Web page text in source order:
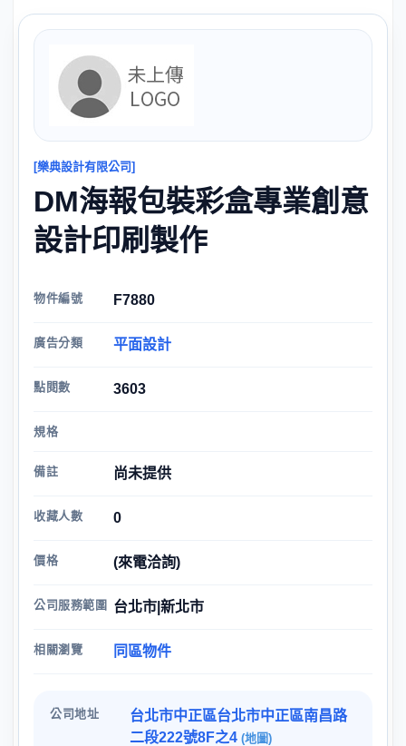
[樂典設計有限公司]
DM海報包裝彩盒專業創意
設計印刷製作
物件編號 F7880
廣告分類 平面設計
點閱數 3603
規格
備註 尚未提供
收藏人數 0
價格 (來電洽詢)
公司服務範圍 台北市|新北市
相關瀏覽 同區物件
公司地址
台北市中正區台北市中正區南昌路
二段222號8F之4 (地圖)